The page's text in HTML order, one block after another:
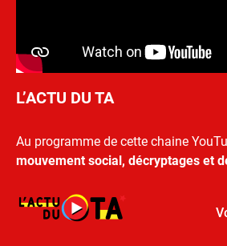
L’ACTU DU TA
Au programme de cette chaine
mouvement social, décryptages et